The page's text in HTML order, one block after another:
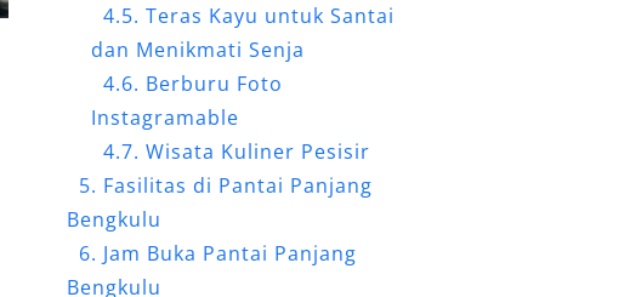
Teras Kayu untuk Santai
dan Menikmati Senja
Berburu Foto
Instagramable
Wisata Kuliner Pesisir
Fasilitas di Pantai Panjang
Bengkulu
Jam Buka Pantai Panjang
Bengkulu